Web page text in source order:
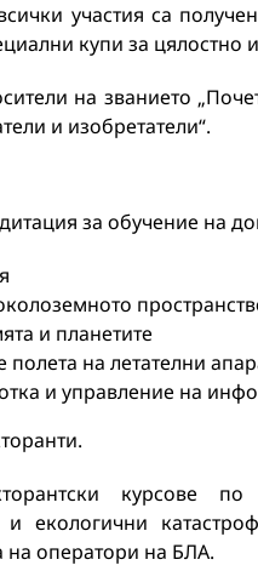
участия са
купи за цялостно
на званието
и изобретатели“.
за обучение на
и планетите
на летателни
и управление на
курсове
екологични
на оператори на БЛА.